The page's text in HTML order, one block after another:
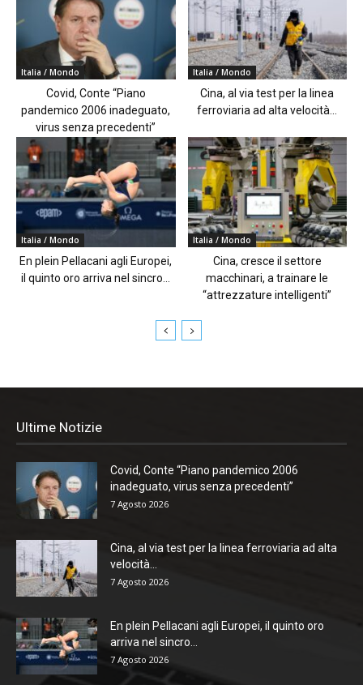
Italia / Mondo
Covid, Conte “Piano
pandemico 2006 inadeguato,
virus senza precedenti”
Italia / Mondo
Cina, al via test per la linea
ferroviaria ad alta velocità...
Italia / Mondo
En plein Pellacani agli Europei,
il quinto oro arriva nel sincro...
Italia / Mondo
Cina, cresce il settore
macchinari, a trainare le
“attrezzature intelligenti”
Ultime Notizie
Covid, Conte “Piano pandemico 2006
inadeguato, virus senza precedenti”
7 Agosto 2026
Cina, al via test per la linea ferroviaria ad alta
velocità...
7 Agosto 2026
En plein Pellacani agli Europei, il quinto oro
arriva nel sincro...
7 Agosto 2026